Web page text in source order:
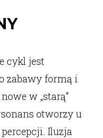
cykl jest
zabawy formą i
w „starą”
otworzy u
Iluzja